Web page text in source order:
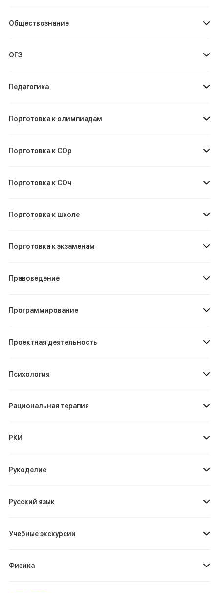
Обществознание
ОГЭ
Педагогика
Подготовка к олимпиадам
Подготовка к СОр
Подготовка к СОч
Подготовка к школе
Подготовка к экзаменам
Правоведение
Программирование
Проектная деятельность
Психология
Рациональная терапия
РКИ
Рукоделие
Русский язык
Учебные экскурсии
Физика